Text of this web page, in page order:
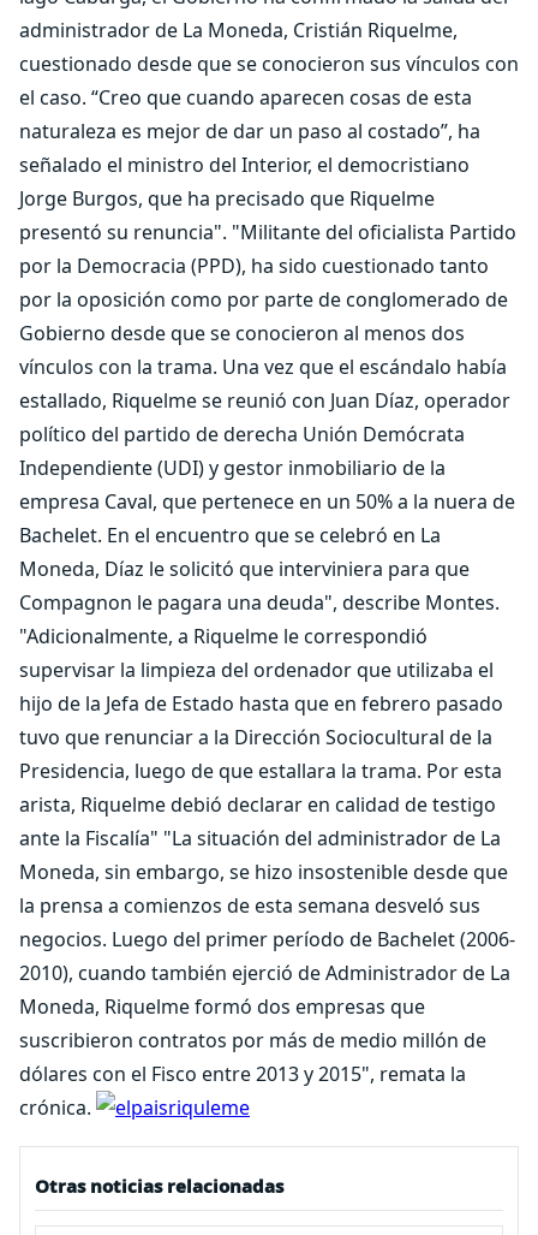
administrador de La Moneda, Cristián Riquelme,
cuestionado desde que se conocieron sus vínculos con
el caso. “Creo que cuando aparecen cosas de esta
naturaleza es mejor de dar un paso al costado”, ha
señalado el ministro del Interior, el democristiano
Jorge Burgos, que ha precisado que Riquelme
presentó su renuncia". "Militante del oficialista Partido
por la Democracia (PPD), ha sido cuestionado tanto
por la oposición como por parte de conglomerado de
Gobierno desde que se conocieron al menos dos
vínculos con la trama. Una vez que el escándalo había
estallado, Riquelme se reunió con Juan Díaz, operador
político del partido de derecha Unión Demócrata
Independiente (UDI) y gestor inmobiliario de la
empresa Caval, que pertenece en un 50% a la nuera de
Bachelet. En el encuentro que se celebró en La
Moneda, Díaz le solicitó que interviniera para que
Compagnon le pagara una deuda", describe Montes.
"Adicionalmente, a Riquelme le correspondió
supervisar la limpieza del ordenador que utilizaba el
hijo de la Jefa de Estado hasta que en febrero pasado
tuvo que renunciar a la Dirección Sociocultural de la
Presidencia, luego de que estallara la trama. Por esta
arista, Riquelme debió declarar en calidad de testigo
ante la Fiscalía" "La situación del administrador de La
Moneda, sin embargo, se hizo insostenible desde que
la prensa a comienzos de esta semana desveló sus
negocios. Luego del primer período de Bachelet (2006-
2010), cuando también ejerció de Administrador de La
Moneda, Riquelme formó dos empresas que
suscribieron contratos por más de medio millón de
dólares con el Fisco entre 2013 y 2015", remata la
crónica.
Otras noticias relacionadas